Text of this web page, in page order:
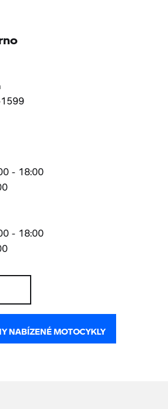
- 18:00
- 18:00
NABÍZENÉ MOTOCYKLY